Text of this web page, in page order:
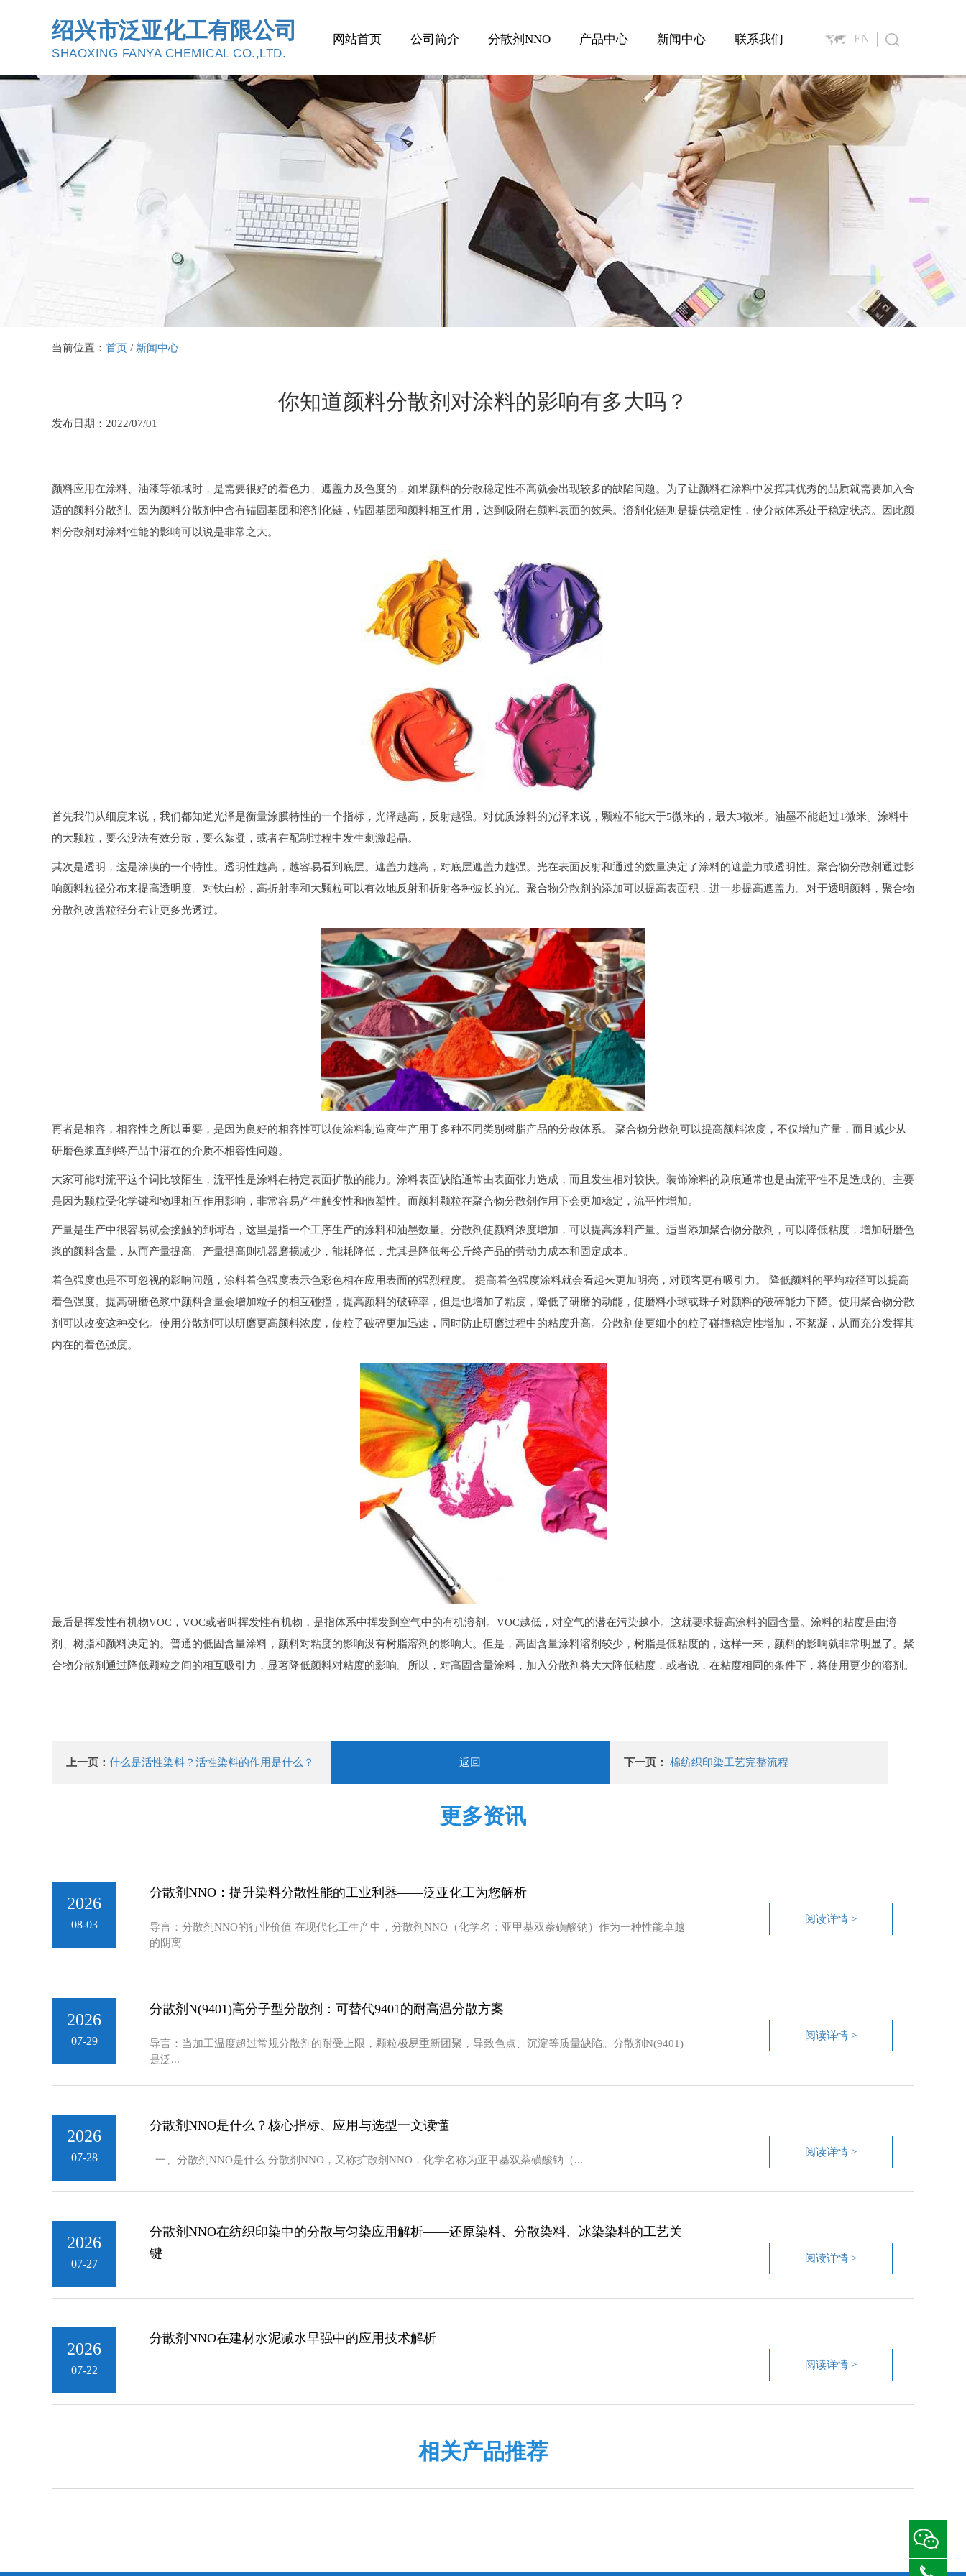
绍兴市泛亚化工有限公司
SHAOXING FANYA CHEMICAL CO.,LTD.
EN
网站首页 公司简介 分散剂NNO 产品中心 新闻中心 联系我们
当前位置： 首页 / 新闻中心
你知道颜料分散剂对涂料的影响有多大吗？
发布日期：2022/07/01
颜料应用在涂料、油漆等领域时，是需要很好的着色力、遮盖力及色度的，如果颜料的分散稳定性不高就会出现较多的缺陷问题。为了让颜料在涂料中发挥其优秀的品质就需要加入合
适的颜料分散剂。因为颜料分散剂中含有锚固基团和溶剂化链，锚固基团和颜料相互作用，达到吸附在颜料表面的效果。溶剂化链则是提供稳定性，使分散体系处于稳定状态。因此颜
料分散剂对涂料性能的影响可以说是非常之大。
首先我们从细度来说，我们都知道光泽是衡量涂膜特性的一个指标，光泽越高，反射越强。对优质涂料的光泽来说，颗粒不能大于5微米的，最大3微米。油墨不能超过1微米。涂料中
的大颗粒，要么没法有效分散，要么絮凝，或者在配制过程中发生刺激起晶。
其次是透明，这是涂膜的一个特性。透明性越高，越容易看到底层。遮盖力越高，对底层遮盖力越强。光在表面反射和通过的数量决定了涂料的遮盖力或透明性。聚合物分散剂通过影
响颜料粒径分布来提高透明度。对钛白粉，高折射率和大颗粒可以有效地反射和折射各种波长的光。聚合物分散剂的添加可以提高表面积，进一步提高遮盖力。对于透明颜料，聚合物
分散剂改善粒径分布让更多光透过。
再者是相容，相容性之所以重要，是因为良好的相容性可以使涂料制造商生产用于多种不同类别树脂产品的分散体系。 聚合物分散剂可以提高颜料浓度，不仅增加产量，而且减少从
研磨色浆直到终产品中潜在的介质不相容性问题。
大家可能对流平这个词比较陌生，流平性是涂料在特定表面扩散的能力。涂料表面缺陷通常由表面张力造成，而且发生相对较快。装饰涂料的刷痕通常也是由流平性不足造成的。主要
是因为颗粒受化学键和物理相互作用影响，非常容易产生触变性和假塑性。而颜料颗粒在聚合物分散剂作用下会更加稳定，流平性增加。
产量是生产中很容易就会接触的到词语，这里是指一个工序生产的涂料和油墨数量。分散剂使颜料浓度增加，可以提高涂料产量。适当添加聚合物分散剂，可以降低粘度，增加研磨色
浆的颜料含量，从而产量提高。产量提高则机器磨损减少，能耗降低，尤其是降低每公斤终产品的劳动力成本和固定成本。
着色强度也是不可忽视的影响问题，涂料着色强度表示色彩色相在应用表面的强烈程度。 提高着色强度涂料就会看起来更加明亮，对顾客更有吸引力。 降低颜料的平均粒径可以提高
着色强度。提高研磨色浆中颜料含量会增加粒子的相互碰撞，提高颜料的破碎率，但是也增加了粘度，降低了研磨的动能，使磨料小球或珠子对颜料的破碎能力下降。使用聚合物分散
剂可以改变这种变化。使用分散剂可以研磨更高颜料浓度，使粒子破碎更加迅速，同时防止研磨过程中的粘度升高。分散剂使更细小的粒子碰撞稳定性增加，不絮凝，从而充分发挥其
内在的着色强度。
最后是挥发性有机物VOC，VOC或者叫挥发性有机物，是指体系中挥发到空气中的有机溶剂。VOC越低，对空气的潜在污染越小。这就要求提高涂料的固含量。涂料的粘度是由溶
剂、树脂和颜料决定的。普通的低固含量涂料，颜料对粘度的影响没有树脂溶剂的影响大。但是，高固含量涂料溶剂较少，树脂是低粘度的，这样一来，颜料的影响就非常明显了。聚
合物分散剂通过降低颗粒之间的相互吸引力，显著降低颜料对粘度的影响。所以，对高固含量涂料，加入分散剂将大大降低粘度，或者说，在粘度相同的条件下，将使用更少的溶剂。
上一页： 什么是活性染料？活性染料的作用是什么？ 返回 下一页： 棉纺织印染工艺完整流程
更多资讯
2026
08-03
分散剂NNO：提升染料分散性能的工业利器——泛亚化工为您解析
导言：分散剂NNO的行业价值 在现代化工生产中，分散剂NNO（化学名：亚甲基双萘磺酸钠）作为一种性能卓越
的阴离
阅读详情 >
2026
07-29
分散剂N(9401)高分子型分散剂：可替代9401的耐高温分散方案
导言：当加工温度超过常规分散剂的耐受上限，颗粒极易重新团聚，导致色点、沉淀等质量缺陷。分散剂N(9401)
是泛...
阅读详情 >
2026
07-28
分散剂NNO是什么？核心指标、应用与选型一文读懂
一、分散剂NNO是什么 分散剂NNO，又称扩散剂NNO，化学名称为亚甲基双萘磺酸钠（...
阅读详情 >
2026
07-27
分散剂NNO在纺织印染中的分散与匀染应用解析——还原染料、分散染料、冰染染料的工艺关
键
阅读详情 >
2026
07-22
分散剂NNO在建材水泥减水早强中的应用技术解析
阅读详情 >
相关产品推荐